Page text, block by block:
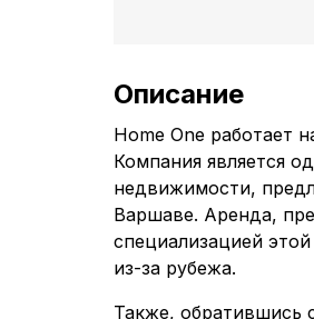
Описание
Home One работает
Компания является
недвижимости,
Варшаве. Аренда,
специализацией
из-за рубежа.
Также, обратившись